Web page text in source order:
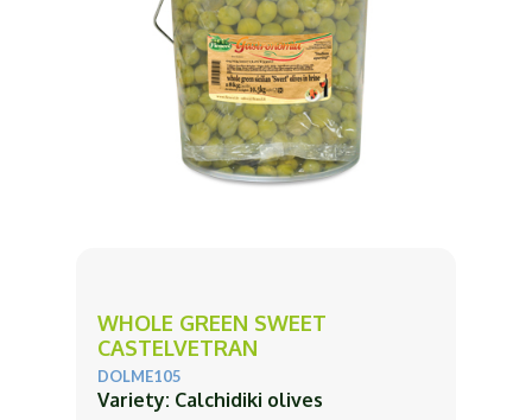
WHOLE GREEN SWEET
CASTELVETRAN
DOLME105
Variety: Calchidiki olives